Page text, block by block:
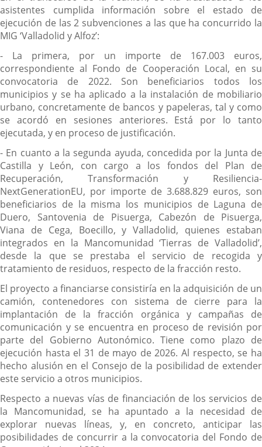
asistentes cumplida información sobre el estado de
ejecución de las 2 subvenciones a las que ha concurrido la
MIG ‘Valladolid y Alfoz’:
- La primera, por un importe de 167.003 euros,
correspondiente al Fondo de Cooperación Local, en su
convocatoria de 2022. Son beneficiarios todos los
municipios y se ha aplicado a la instalación de mobiliario
urbano, concretamente de bancos y papeleras, tal y como
se acordó en sesiones anteriores. Está por lo tanto
ejecutada, y en proceso de justificación.
- En cuanto a la segunda ayuda, concedida por la Junta de
Castilla y León, con cargo a los fondos del Plan de
Recuperación, Transformación y Resiliencia-
NextGenerationEU, por importe de 3.688.829 euros, son
beneficiarios de la misma los municipios de Laguna de
Duero, Santovenia de Pisuerga, Cabezón de Pisuerga,
Viana de Cega, Boecillo, y Valladolid, quienes estaban
integrados en la Mancomunidad ‘Tierras de Valladolid’,
desde la que se prestaba el servicio de recogida y
tratamiento de residuos, respecto de la fracción resto.
El proyecto a financiarse consistiría en la adquisición de un
camión, contenedores con sistema de cierre para la
implantación de la fracción orgánica y campañas de
comunicación y se encuentra en proceso de revisión por
parte del Gobierno Autonómico. Tiene como plazo de
ejecución hasta el 31 de mayo de 2026. Al respecto, se ha
hecho alusión en el Consejo de la posibilidad de extender
este servicio a otros municipios.
Respecto a nuevas vías de financiación de los servicios de
la Mancomunidad, se ha apuntado a la necesidad de
explorar nuevas líneas, y, en concreto, anticipar las
posibilidades de concurrir a la convocatoria del Fondo de